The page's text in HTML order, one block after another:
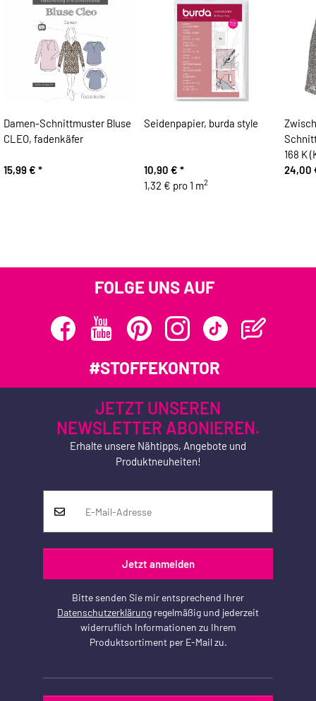
Damen-Schnittmuster Bluse
CLEO, fadenkäfer
15,99 € *
Seidenpapier, burda style
10,90 € *
1,32 € pro 1 m2
168 K
24,00
FOLGE UNS AUF
#STOFFEKONTOR
JETZT UNSEREN
NEWSLETTER ABONIEREN.
Erhalte unsere Nähtipps, Angebote und
Produktneuheiten!
Jetzt anmelden
Bitte senden Sie mir entsprechend Ihrer
Datenschutzerklärung regelmäßig und jederzeit
widerruflich Informationen zu Ihrem
Produktsortiment per E-Mail zu.